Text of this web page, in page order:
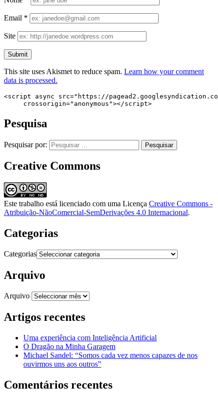
Email *
Site
This site uses Akismet to reduce spam. Learn how your comment
data is processed.
<script async src="https://
     crossorigin="anonymous"></script>
Pesquisa
Pesquisar por:
Creative Commons
Este trabalho está licenciado com uma Licença Creative Commons -
Atribuição-NãoComercial-SemDerivações 4.0 Internacional.
Categorias
Categorias
Arquivo
Arquivo
Artigos recentes
Uma experiência com Inteligência Artificial
O Dragão na Minha Garagem
Michael Sandel: “Somos cada vez menos capazes de nos
ouvirmos uns aos outros”
Comentários recentes